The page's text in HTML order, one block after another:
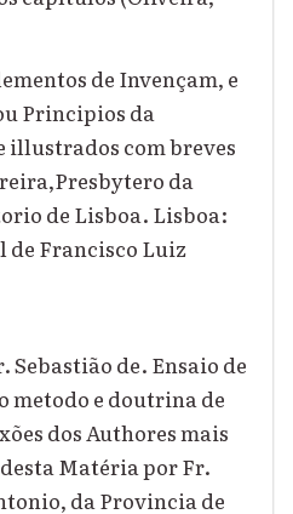
de Invençam, e
Principios da
illustrados com breves
da
de Lisboa. Lisboa:
Francisco Luiz
Sebastião de. Ensaio de
metodo e doutrina de
dos Authores mais
Matéria por Fr.
da Provincia de